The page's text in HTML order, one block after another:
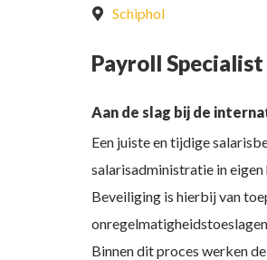
Schiphol
Payroll Specialist
Aan de slag bij de
Een juiste en tijdige
salarisadministratie in
Beveiliging is hierbij van
Binnen dit proces werken